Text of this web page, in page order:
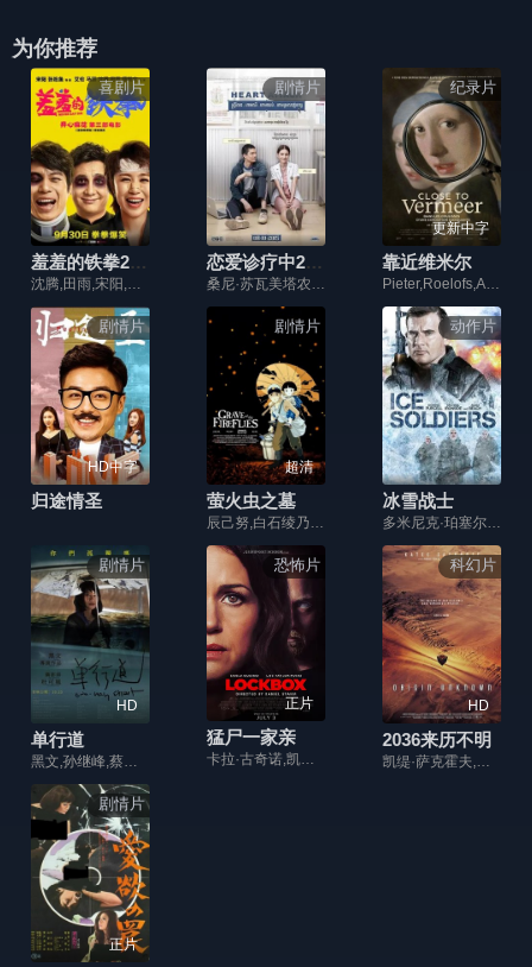
为你推荐
喜剧片
羞羞的铁拳2017
沈腾,田雨,宋阳,马丽,艾伦
剧情片
恋爱诊疗中2015
桑尼·苏瓦美塔农,黛薇卡·霍内,瓦尔蕾特·瓦帖儿,埃迪森·特斯利卡森
纪录片
更新中字
靠近维米尔
Pieter,Roelofs,Abbie,Vandivere,Anna,Krekeler,Betsy,Wieseman,Jonathan,Janson,Gregor,J.M.,Weber
剧情片
HD中字
归途情圣
剧情片
超清
萤火虫之墓
辰己努,白石绫乃,志乃原良子,山口朱美,端田宏三
动作片
冰雪战士
多米尼克·珀塞尔,加布里埃尔·霍根,迈克尔·艾恩塞德,亚当·比奇
剧情片
HD
单行道
黑文,孙继峰,蔡迎春,张福明,吴楠,乔新峰,韩昊轩
恐怖片
正片
猛尸一家亲
卡拉·古奇诺,凯瑟琳·伊莎贝尔,卢·泰勒·普奇,唐纳德·沙利斯,凯文·麦克纳尔蒂,Jason William Day,杰森·麦金农,罗曼·金赛拉,杰卡·博尚,Darcey Johnson,Aedan Edwards,Lee Tichon,Kenny Wood-Schatz
科幻片
HD
2036来历不明
凯缇·萨克霍夫,雷·费隆,朱莉·考科斯
剧情片
正片